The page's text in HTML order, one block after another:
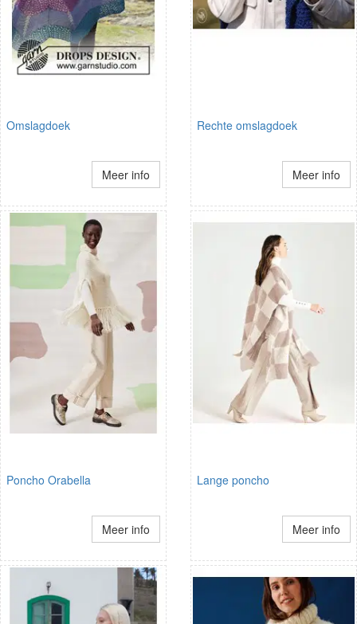
Omslagdoek
Meer info
Rechte omslagdoek
Meer info
Poncho Orabella
Meer info
Lange poncho
Meer info